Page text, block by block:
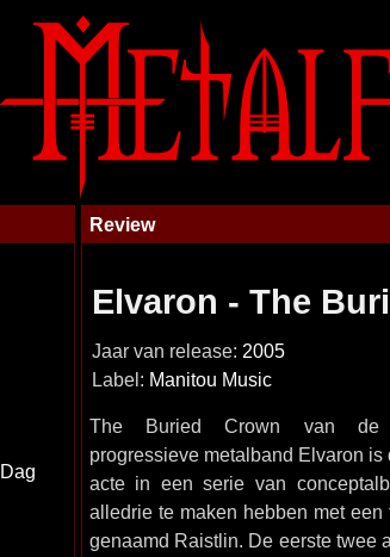
Review
Elvaron - The
Jaar van release: 2005
Label: Manitou Music
The Buried Crown van de
progressieve metalband Elvaron is
acte in een serie van
alledrie te maken hebben met een
genaamd Raistlin. De eerste twee